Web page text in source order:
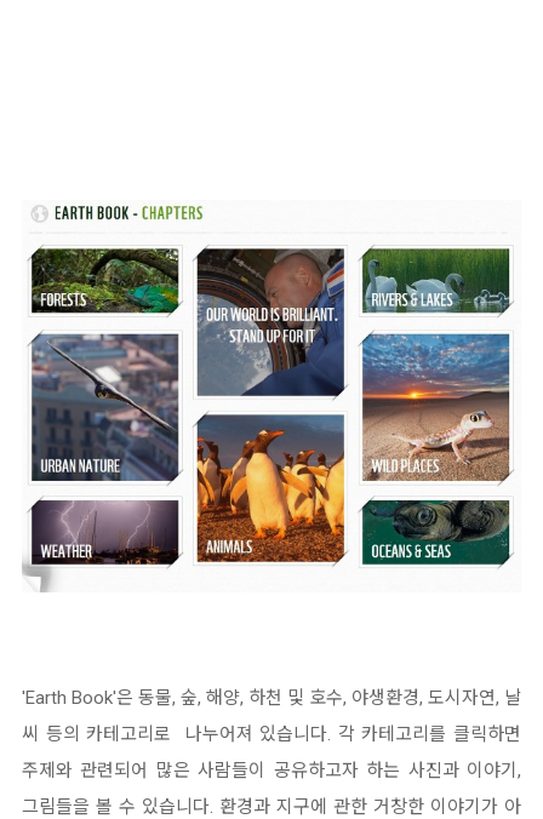
'Earth Book'은 동물, 숲, 해양, 하천 및 호수, 야생환경, 도시자연, 날
씨 등의 카테고리로 나누어져 있습니다. 각 카테고리를 클릭하면
주제와 관련되어 많은 사람들이 공유하고자 하는 사진과 이야기,
그림들을 볼 수 있습니다. 환경과 지구에 관한 거창한 이야기가 아